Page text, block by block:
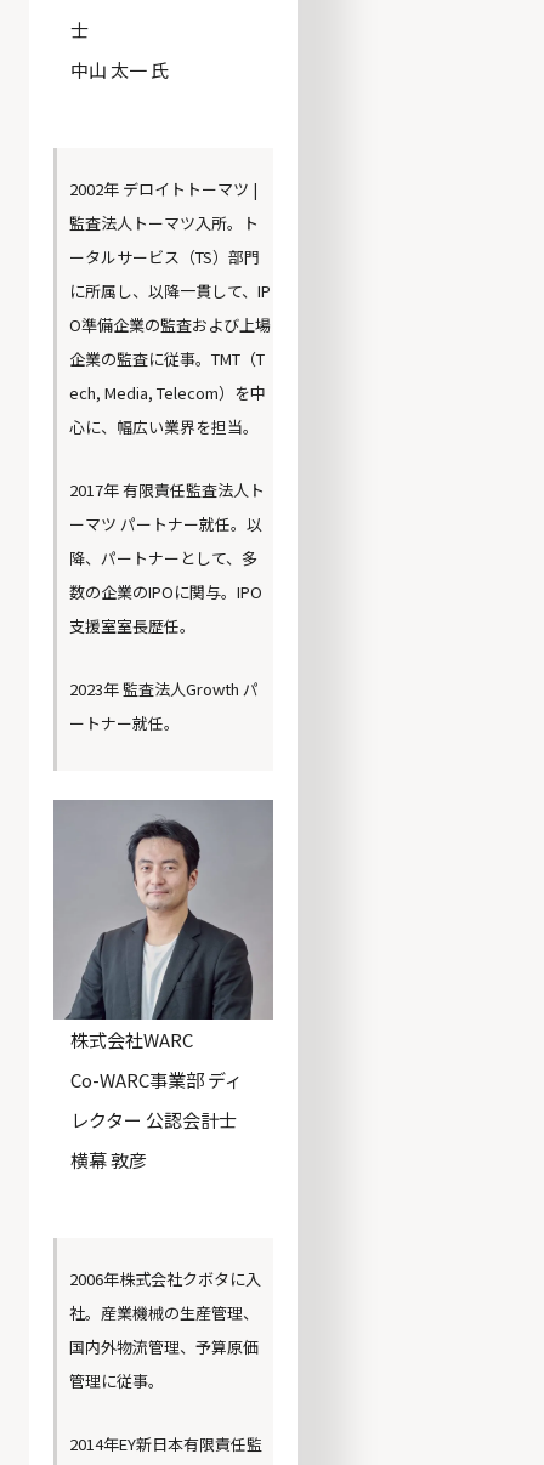
士
中山 太一 氏
2002年 デロイトトーマツ |
監査法人トーマツ入所。ト
ータルサービス（TS）部門
に所属し、以降一貫して、IP
O準備企業の監査および上場
企業の監査に従事。TMT（T
ech, Media, Telecom）を中
心に、幅広い業界を担当。
2017年 有限責任監査法人ト
ーマツ パートナー就任。以
降、パートナーとして、多
数の企業のIPOに関与。IPO
支援室室長歴任。
2023年 監査法人Growth パ
ートナー就任。
株式会社WARC
Co-WARC事業部 ディ
レクター 公認会計士
横幕 敦彦
2006年株式会社クボタに入
社。産業機械の生産管理、
国内外物流管理、予算原価
管理に従事。
2014年EY新日本有限責任監